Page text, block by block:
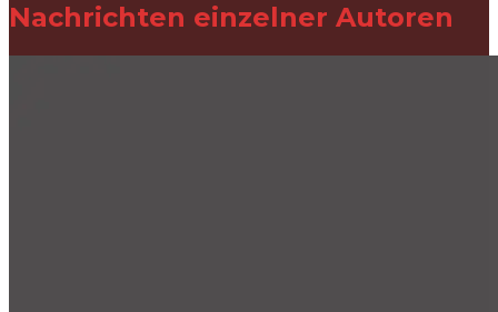
Nachrichten einzelner Autoren